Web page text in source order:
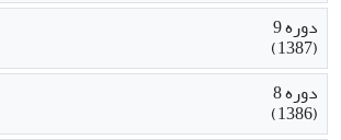
دوره 9
(1387)
دوره 8
(1386)